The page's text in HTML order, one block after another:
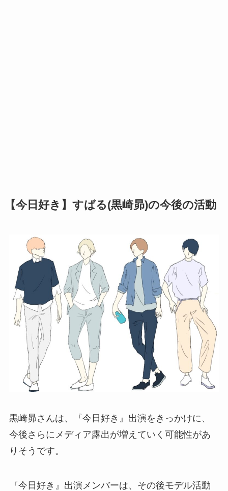
【今日好き】すばる(黒崎昴)の今後の活動
黒崎昴さんは、『今日好き』出演をきっかけに、
今後さらにメディア露出が増えていく可能性があ
りそうです。
『今日好き』出演メンバーは、その後モデル活動